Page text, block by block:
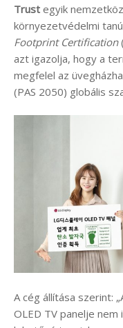
Trust egyik
környezetvédelmi
Footprint Certification
azt igazolja, hogy a
megfelel az
(PAS 2050) globális
A cég állítása szerint:
OLED TV panelje